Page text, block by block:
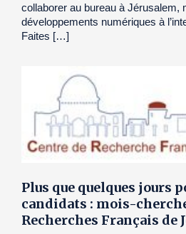
collaborer au bureau à Jérusalem,
développements numériques à
Faites […]
Plus que quelques jours
candidats : mois-
Recherches Français de